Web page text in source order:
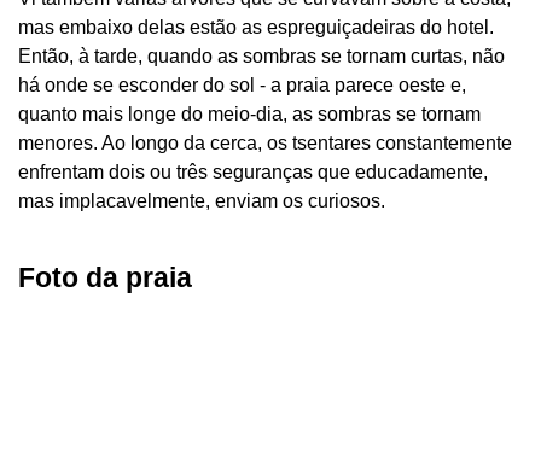
mas embaixo delas estão as espreguiçadeiras do hotel.
Então, à tarde, quando as sombras se tornam curtas, não
há onde se esconder do sol - a praia parece oeste e,
quanto mais longe do meio-dia, as sombras se tornam
menores. Ao longo da cerca, os tsentares constantemente
enfrentam dois ou três seguranças que educadamente,
mas implacavelmente, enviam os curiosos.
Foto da praia